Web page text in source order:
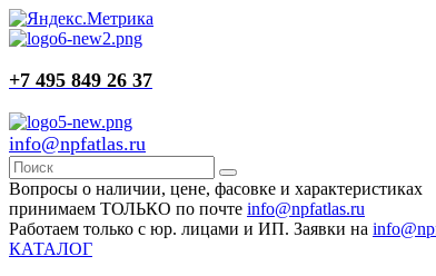
+7 495 849 26 37
info@npfatlas.ru
Вопросы о наличии, цене, фасовке и характеристиках
принимаем ТОЛЬКО по почте info@npfatlas.ru
Работаем только с юр. лицами и ИП. Заявки на
КАТАЛОГ